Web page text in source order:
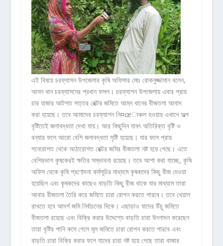
এই বিষয়ে চরফ্যাসন উপজেলার কৃষি অফিসার মোঃ রোকনুজ্জামান বলেন,
আমন ধান চরফ্যাসনের প্রধান ফসল। চরফ্যাশন উপজেলায় এবার প্রায়
চার হাজার আটশত সত্তর হেক্টর জমিতে আমন ধানের বীজতলা আবাদ
করা হয়েছে। তবে আমাদের চরফ্যাশন নি¤œাঞ্চল হওয়ায় এখানে অল্প
বৃষ্টিতেই জলাবদ্ধতা দেখা যায়। আর কিছুদিন যাবৎ অতিরিক্ত বৃষ্টি ও
বন্যার ফলে আরো বেশি জলাবদ্ধতা সৃষ্টি হয়েছে। যার ফলে প্রায়
পনেরোশত থেকে আঠারোশত হেক্টর জমির বীজতলা নষ্ট হয়ে গেছে। এতে
বেশিরভাগ কৃষকেরই ক্ষতির সম্ভাবনা রয়েছে। তবে আশা করা যাচ্ছে, কৃষি
অফিস থেকে কৃষি প্রণোদনা কর্মসূচির মাধ্যমে কৃষকদের কিছু বীজ দেওয়া
হয়েছিল এবং কৃষকদের কাছেও বাড়তি কিছু বীজ থাকে যার মাধ্যমে তারা
আবার বীজতলা তৈরি করে জমিতে চারা রোপন করতে পারবে। তবে খেয়াল
রাখতে হবে আদর্শ জমি নির্বাচনের দিকে। এছাড়াও যাদের উঁচু জমিতে
বীজতলা রয়েছে এবং বিক্রি করার উদ্দেশ্যে বাড়তি চারা উৎপাদন করেছেন
তারা বৃষ্টির পানি কমে গেলে মূল জমিতে চারা রোপন করতে পারবে এবং
বাড়তি চারা বিক্রি করার ফলে যাদের চারা নষ্ট হয়ে গেছে তারা বাজার